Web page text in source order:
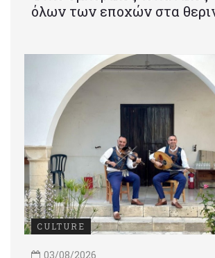
όλων των εποχών στα
CULTURE
03/08/2026